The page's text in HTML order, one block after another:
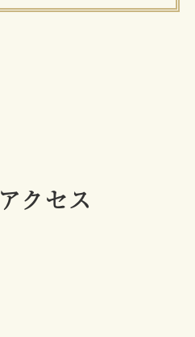
アクセス